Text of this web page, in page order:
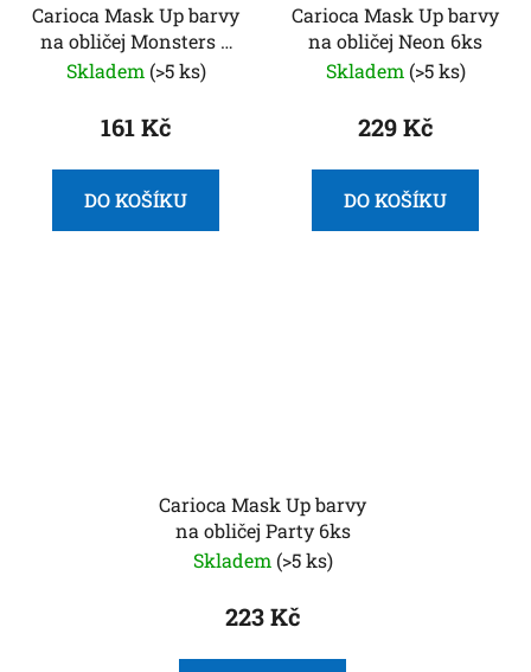
Carioca Mask Up barvy
na obličej Monsters 3
ks
Skladem (>5 ks)
161 Kč
DO KOŠÍKU
Carioca Mask Up barvy
na obličej Neon 6ks
Skladem (>5 ks)
229 Kč
DO KOŠÍKU
Carioca Mask Up barvy
na obličej Party 6ks
Skladem (>5 ks)
223 Kč